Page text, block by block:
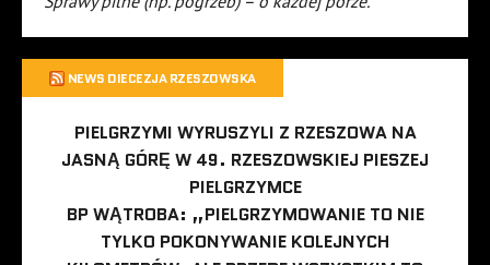
NEWS DIECEZJA RZESZOWSKA
PIELGRZYMI WYRUSZYLI Z RZESZOWA NA
JASNĄ GÓRĘ W 49. RZESZOWSKIEJ PIESZEJ
PIELGRZYMCE
BP WĄTROBA: „PIELGRZYMOWANIE TO NIE
TYLKO POKONYWANIE KOLEJNYCH